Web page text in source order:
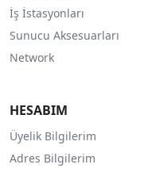
İş İstasyonları
Sunucu Aksesuarları
Network
HESABIM
Üyelik Bilgilerim
Adres Bilgilerim